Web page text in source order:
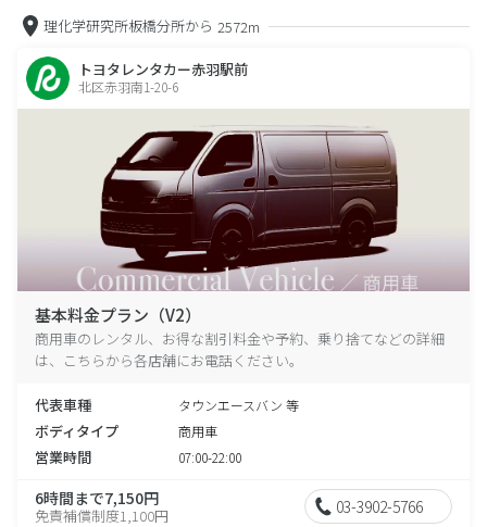
理化学研究所板橋分所から 2572m
トヨタレンタカー赤羽駅前
北区赤羽南1-20-6
基本料金プラン（V2）
商用車のレンタル、お得な割引料金や予約、乗り捨てなどの詳細
は、こちらから各店舗にお電話ください。
代表車種 タウンエースバン 等
ボディタイプ 商用車
営業時間 07:00-22:00
6時間まで7,150円
免責補償制度1,100円 03-3902-5766